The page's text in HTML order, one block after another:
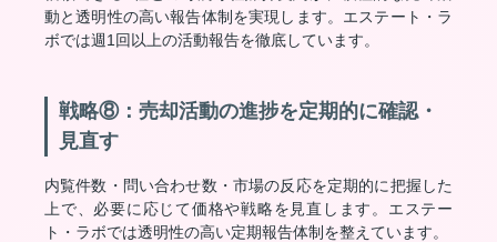
動と透明性の高い報告体制を実現します。エステート・ラ
ボでは週1回以上の活動報告を徹底しています。
戦略⑧：売却活動の進捗を定期的に確認・
見直す
内覧件数・問い合わせ数・市場の反応を定期的に把握した
上で、必要に応じて価格や戦略を見直します。エステー
ト・ラボでは透明性の高い定期報告体制を整えています。